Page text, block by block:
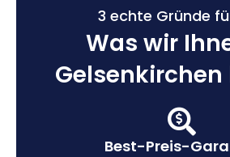
3 echte Gründe
Was wir
Gelsenkirchen
Best-Preis-